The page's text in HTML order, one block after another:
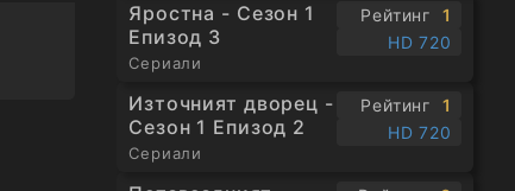
Яростна - Сезон 1
Епизод 3
Сериали
Рейтинг
1
HD 720
Източният дворец -
Сезон 1 Епизод 2
Сериали
Рейтинг
1
HD 720